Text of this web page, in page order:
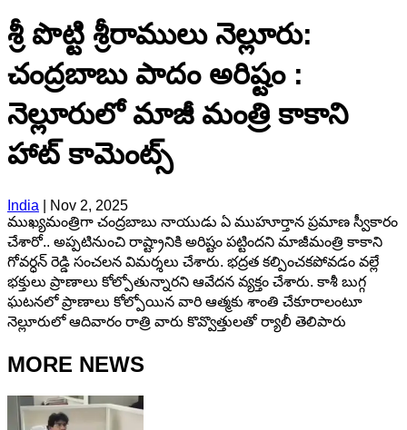
శ్రీ పొట్టి శ్రీరాములు నెల్లూరు:
చంద్రబాబు పాదం అరిష్టం :
నెల్లూరులో మాజీ మంత్రి కాకాని
హాట్ కామెంట్స్
India
Nov 2, 2025
ముఖ్యమంత్రిగా చంద్రబాబు నాయుడు ఏ ముహూర్తాన ప్రమాణ స్వీకారం
చేశారో.. అప్పటినుంచి రాష్ట్రానికి అరిష్టం పట్టిందని మాజీమంత్రి కాకాని
గోవర్ధన్ రెడ్డి సంచలన విమర్శలు చేశారు. భద్రత కల్పించకపోవడం వల్లే
భక్తులు ప్రాణాలు కోల్పోతున్నారని ఆవేదన వ్యక్తం చేశారు. కాశీ బుగ్గ
ఘటనలో ప్రాణాలు కోల్పోయిన వారి ఆత్మకు శాంతి చేకూరాలంటూ
నెల్లూరులో ఆదివారం రాత్రి వారు కొవ్వొత్తులతో ర్యాలీ తెలిపారు
MORE NEWS